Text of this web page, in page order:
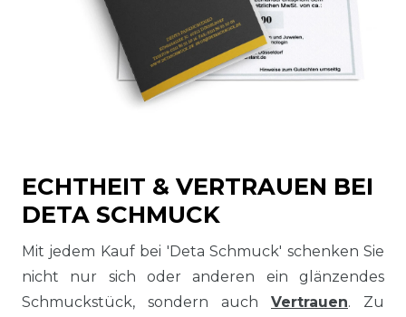
ECHTHEIT & VERTRAUEN BEI
DETA SCHMUCK
Mit jedem Kauf bei 'Deta Schmuck' schenken Sie
nicht nur sich oder anderen ein glänzendes
Schmuckstück, sondern auch Vertrauen. Zu